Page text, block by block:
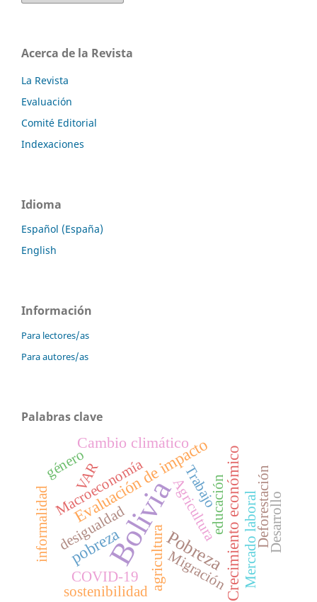
Acerca de la Revista
La Revista
Evaluación
Comité Editorial
Indexaciones
Idioma
Español (España)
English
Información
Para lectores/as
Para autores/as
Palabras clave
BoliviaPobreza
pobreza
Evaluación de impactoCrecimiento económico
Cambio climático
agricultura
Agricultura
educación
desigualdad
Migración
Macroeconomía
informalidad Mercado laboralDeforestación
Trabajo
Desarrollo
COVID-19
sostenibilidad
VAR
género